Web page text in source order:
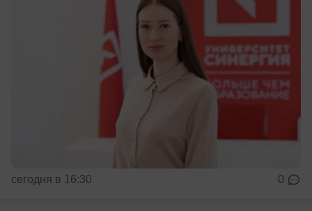
сегодня в 16:30 0